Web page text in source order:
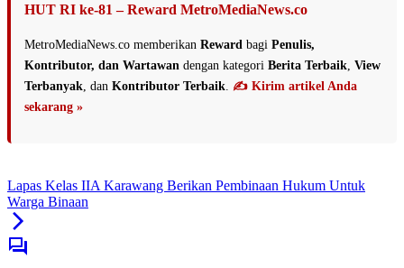
HUT RI ke-81 – Reward MetroMediaNews.co
MetroMediaNews.co memberikan Reward bagi Penulis,
Kontributor, dan Wartawan dengan kategori Berita Terbaik View
Terbanyak , dan Kontributor Terbaik ✍️ Kirim artikel Anda
sekarang »
Lapas Kelas IIA Karawang Berikan Pembinaan Hukum Untuk
Warga Binaan